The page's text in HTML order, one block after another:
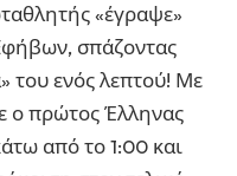
«έγραψε»
σπάζοντας
του ενός λεπτού! Με
ο πρώτος Έλληνας
από το 1:00 και